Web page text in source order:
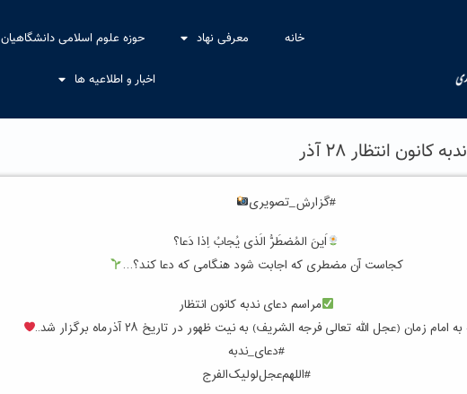
خانه معرفی نهاد حوزه علوم اسلامی دانشگاهیان
اخبار و اطلاعیه ها
انتظار ۲۸ آذر
#گزارش_تصویری
اَینَ المُضطَرُّ الَذی یُجابُ اِذا دَعا؟
کجاست آن مضطری که اجابت شود هنگامی که دعا کند؟…
مراسم دعای ندبه کانون انتظار
امام زمان (عجل الله تعالی فرجه الشریف) به نیت ظهور در تاریخ ۲۸ آذرماه برگزار شد..
#دعای_ندبه
#اللهم‌عجل‌لولیک‌الفرج